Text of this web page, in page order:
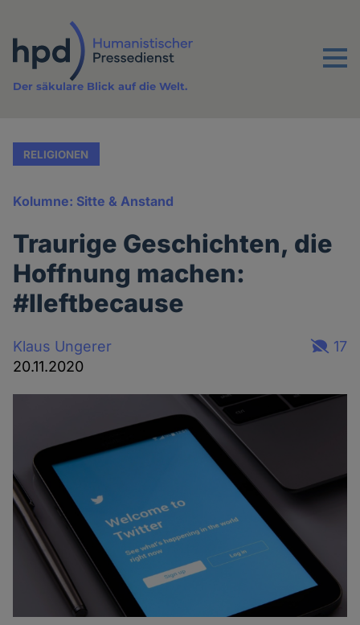
Inhalt
Menu
Der säkulare Blick auf die Welt.
RELIGIONEN
Kolumne: Sitte & Anstand
Traurige Geschichten, die
Hoffnung machen:
#Ileftbecause
Klaus Ungerer
20.11.2020
17